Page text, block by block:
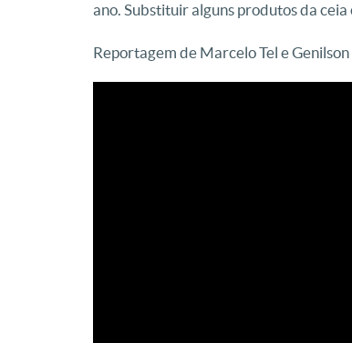
ano. Substituir alguns produtos da
Reportagem de Marcelo Tel e